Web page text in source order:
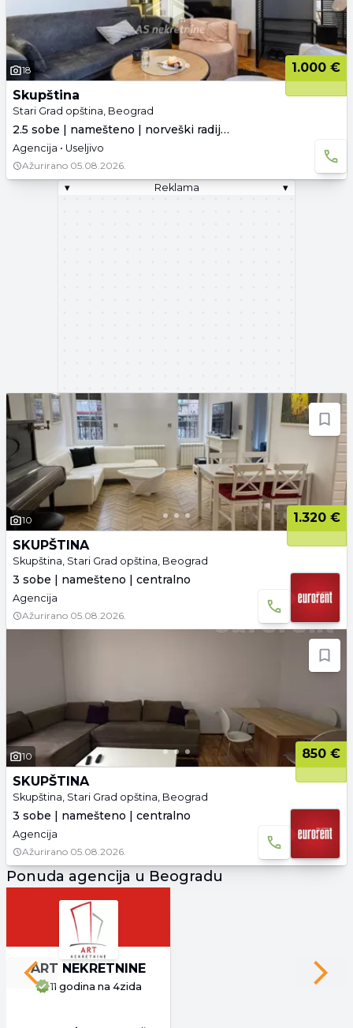
18
1.000 €
Skupština
Stari Grad opština, Beograd
2.5 sobe | namešteno | norveški radijatori
Agencija • Useljivo
Ažurirano 05.08.2026.
▾
Reklama ▾
10
1.320 €
SKUPŠTINA
Skupština, Stari Grad opština, Beograd
3 sobe | namešteno | centralno
Agencija
Ažurirano 05.08.2026.
10
850 €
SKUPŠTINA
Skupština, Stari Grad opština, Beograd
3 sobe | namešteno | centralno
Agencija
Ažurirano 05.08.2026.
Ponuda agencija u Beogradu
ART NEKRETNINE
11 godina na 4zida
Previous slide Next